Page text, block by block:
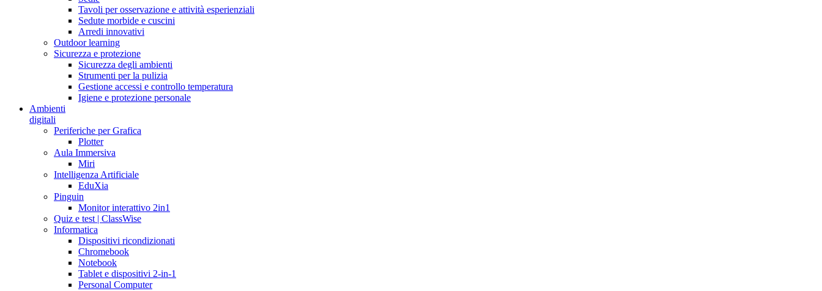
Tavoli per osservazione e attività esperienziali
Sedute morbide e cuscini
Arredi innovativi
Outdoor learning
Sicurezza e protezione
Sicurezza degli ambienti
Strumenti per la pulizia
Gestione accessi e controllo temperatura
Igiene e protezione personale
Ambienti
digitali
Periferiche per Grafica
Plotter
Aula Immersiva
Miri
Intelligenza Artificiale
EduXia
Pinguin
Monitor interattivo 2in1
Quiz e test | ClassWise
Informatica
Dispositivi ricondizionati
Chromebook
Notebook
Tablet e dispositivi 2-in-1
Personal Computer